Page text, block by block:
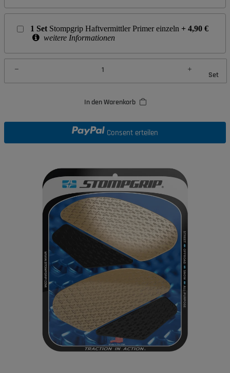
1 Set Stompgrip Haftvermittler Primer einzeln + 4,90 €
weitere Informationen
Set
In den Warenkorb
Consent erteilen